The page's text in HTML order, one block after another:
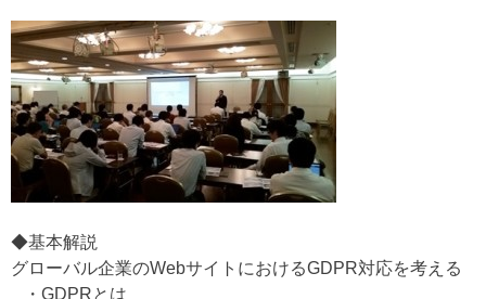
◆基本解説
グローバル企業のWebサイトにおけるGDPR対応を考える
・GDPRとは